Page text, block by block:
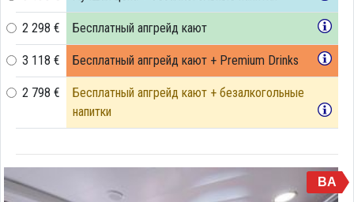
2 298 € Бесплатный апгрейд кают
3 118 € Бесплатный апгрейд кают + Premium Drinks
2 798 €
Бесплатный апгрейд кают + безалкогольные
напитки
BA